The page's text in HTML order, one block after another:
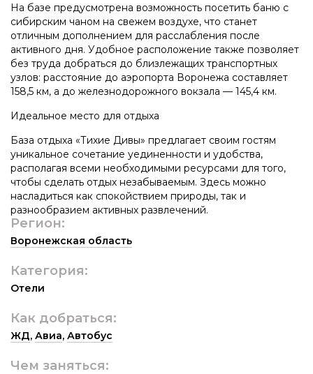
На базе предусмотрена возможность посетить баню с
сибирским чаном на свежем воздухе, что станет
отличным дополнением для расслабления после
активного дня. Удобное расположение также позволяет
без труда добраться до близлежащих транспортных
узлов: расстояние до аэропорта Воронежа составляет
158,5 км, а до железнодорожного вокзала — 145,4 км.
Идеальное место для отдыха
База отдыха «Тихие Дивы» предлагает своим гостям
уникальное сочетание уединенности и удобства,
располагая всеми необходимыми ресурсами для того,
чтобы сделать отдых незабываемым. Здесь можно
насладиться как спокойствием природы, так и
разнообразием активных развлечений.
Регион:
Воронежская область
Категория:
Отели
Как добраться:
ЖД, Авиа, Автобус
Чем заняться: